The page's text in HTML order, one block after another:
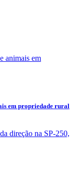
em propriedade rural